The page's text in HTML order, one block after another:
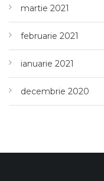
martie 2021
februarie 2021
ianuarie 2021
decembrie 2020